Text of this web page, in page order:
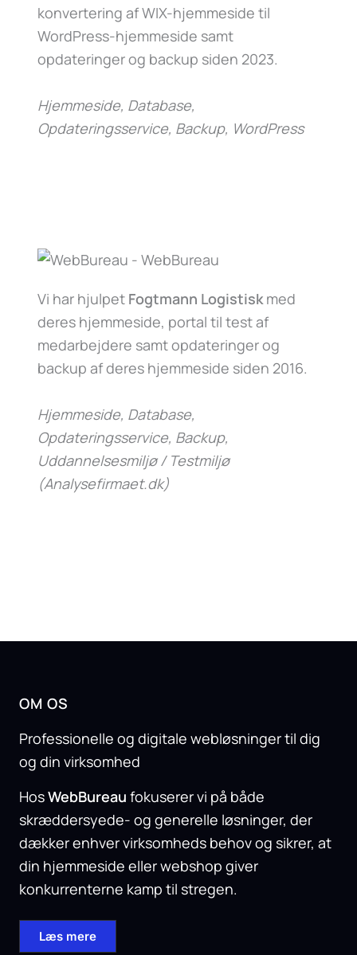
konvertering af WIX-hjemmeside til
WordPress-hjemmeside samt
opdateringer og backup siden 2023.
Hjemmeside, Database,
Opdateringsservice, Backup, WordPress
Vi har hjulpet Fogtmann Logistiskmed
deres hjemmeside, portal til test af
medarbejdere samt opdateringer og
backup af deres hjemmeside siden 2016.
Hjemmeside, Database,
Opdateringsservice, Backup,
Uddannelsesmiljø / Testmiljø
(Analysefirmaet.dk)
OM OS
Professionelle og digitale webløsninger til dig
og din virksomhed
HosWebBureau fokuserer vi på både
skræddersyede- og generelle løsninger, der
dækker enhver virksomheds behov og sikrer, at
din hjemmeside eller webshop giver
konkurrenterne kamp til stregen.
Læs mere